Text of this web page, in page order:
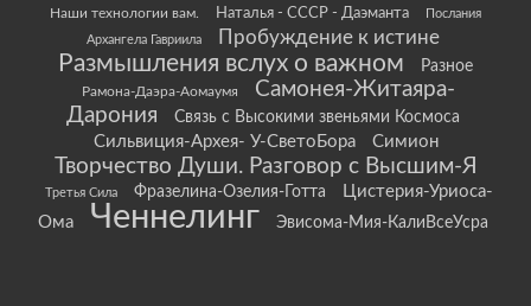
Наши технологии вам.
Наталья - СССР - Даэманта
Послания
Архангела Гавриила
Пробуждение к истине
Размышления вслух о важном Разное
Рамона-Даэра-Аомаумя
Самонея-Житаяра-
Дарония
Связь с Высокими звеньями Космоса
Сильвиция-Архея- У-СветоБора Симион
Творчество Души. Разговор с Высшим-Я
Третья Сила Фразелина-Озелия-Готта
Цистерия-Уриоса-
Ома
Ченнелинг Эвисома-Мия-КалиВсеУсра